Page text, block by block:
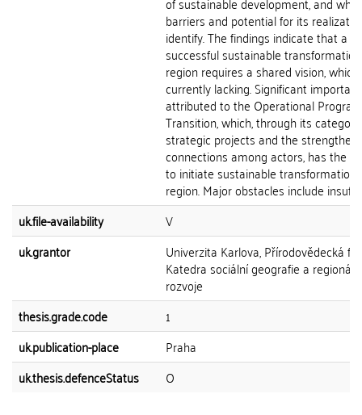
barriers and potential for its
identify. The findings indicate that a
successful sustainable
region requires a shared vision,
currently lacking. Significant
attributed to the Operational
Transition, which, through its
strategic projects and the
connections among actors, has the
to initiate sustainable transformation
region. Major obstacles include
uk.file-availability
V
uk.grantor
Univerzita Karlova, Přírodovědecká
Katedra sociální geografie a
rozvoje
thesis.grade.code
1
uk.publication-place
Praha
uk.thesis.defenceStatus
O